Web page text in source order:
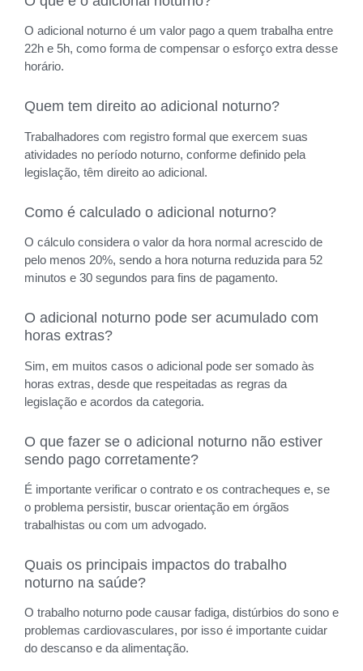
O adicional noturno é um valor pago a quem trabalha entre
22h e 5h, como forma de compensar o esforço extra desse
horário.
Quem tem direito ao adicional noturno?
Trabalhadores com registro formal que exercem suas
atividades no período noturno, conforme definido pela
legislação, têm direito ao adicional.
Como é calculado o adicional noturno?
O cálculo considera o valor da hora normal acrescido de
pelo menos 20%, sendo a hora noturna reduzida para 52
minutos e 30 segundos para fins de pagamento.
O adicional noturno pode ser acumulado com
horas extras?
Sim, em muitos casos o adicional pode ser somado às
horas extras, desde que respeitadas as regras da
legislação e acordos da categoria.
O que fazer se o adicional noturno não estiver
sendo pago corretamente?
É importante verificar o contrato e os contracheques e, se
o problema persistir, buscar orientação em órgãos
trabalhistas ou com um advogado.
Quais os principais impactos do trabalho
noturno na saúde?
O trabalho noturno pode causar fadiga, distúrbios do sono e
problemas cardiovasculares, por isso é importante cuidar
do descanso e da alimentação.